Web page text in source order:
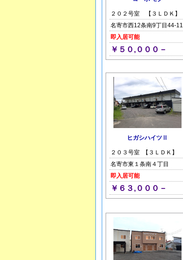
２０２号室 【３ＬＤＫ】
名寄市西12条南9丁目44-11
即入居可能
￥５０,０００－
ヒガシハイツⅡ
２０３号室 【３ＬＤＫ】
名寄市東１条南４丁目
即入居可能
￥６３,０００－